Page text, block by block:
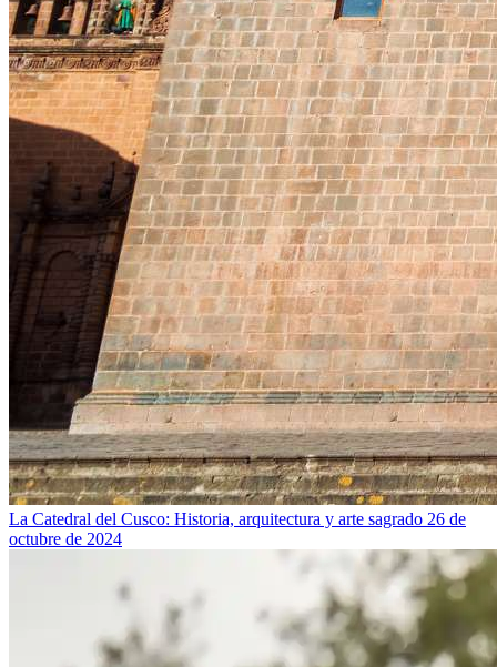
La Catedral del Cusco: Historia, arquitectura y arte sagrado 26 de
octubre de 2024